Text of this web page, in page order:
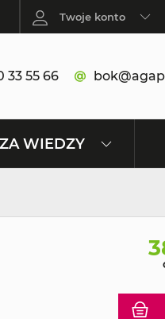
Twoje konto
33 55 66
WIEDZY